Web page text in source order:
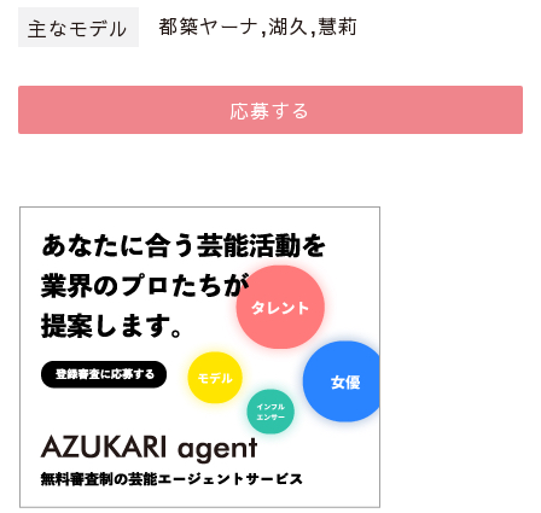
主なモデル 都築ヤーナ,湖久,慧莉
応募する